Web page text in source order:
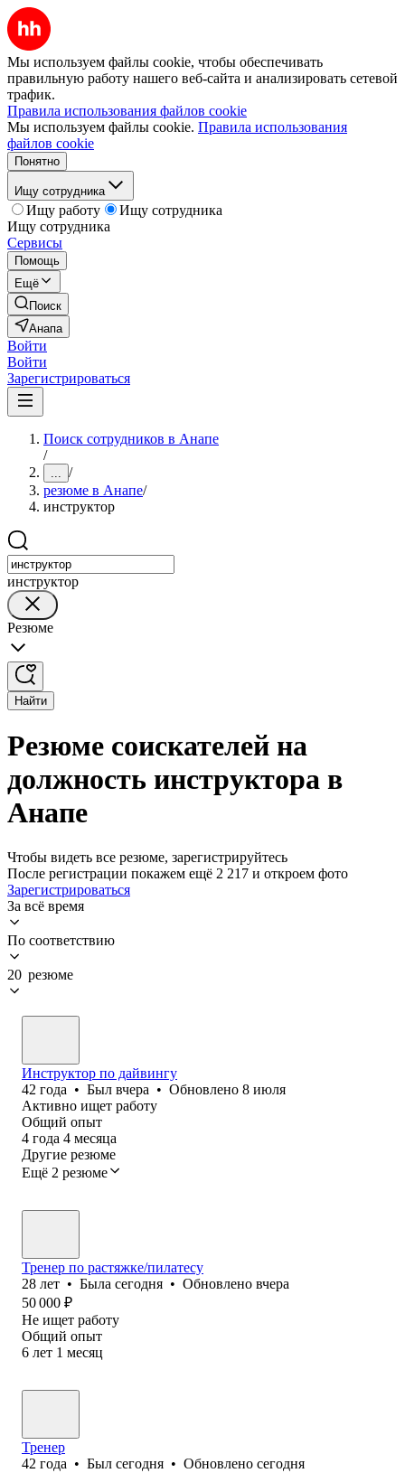
Мы используем файлы cookie, чтобы обеспечивать
правильную работу нашего веб-сайта и анализировать сетевой
трафик.
Правила использования файлов cookie
Мы используем файлы cookie. Правила использования
файлов cookie
Понятно
Ищу сотрудника
Ищу работу
Ищу сотрудника
Ищу сотрудника
Сервисы
Помощь
Ещё
Поиск
Анапа
Войти
Войти
Зарегистрироваться
Поиск сотрудников в Анапе
/
... /
резюме в Анапе/
инструктор
инструктор
Резюме
Найти
Резюме соискателей на
должность инструктора в
Анапе
Чтобы видеть все резюме, зарегистрируйтесь
После регистрации покажем ещё 2 217 и откроем фото
Зарегистрироваться
За всё время
По соответствию
20 резюме
Инструктор по дайвингу
42 года • Был вчера • Обновлено 8 июля
Активно ищет работу
Общий опыт
4 года 4 месяца
Другие резюме
Ещё 2 резюме
Тренер по растяжке/пилатесу
28 лет • Была сегодня • Обновлено вчера
50 000 ₽
Не ищет работу
Общий опыт
6 лет 1 месяц
Тренер
42 года • Был сегодня • Обновлено сегодня